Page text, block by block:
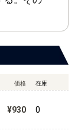
価格 在庫
¥930 0